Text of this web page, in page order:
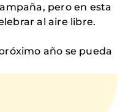
pero en esta
al aire libre.
año se pueda